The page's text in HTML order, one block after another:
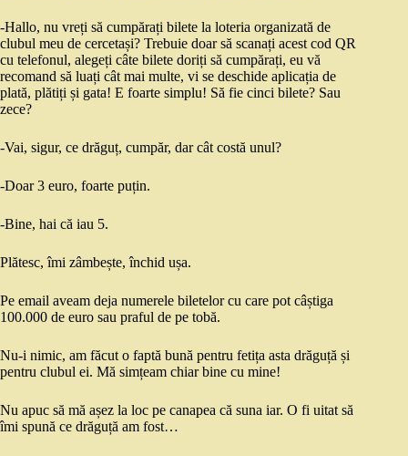
-Hallo, nu vreți să cumpărați bilete la loteria organizată de
clubul meu de cercetași? Trebuie doar să scanați acest cod QR
cu telefonul, alegeți câte bilete doriți să cumpărați, eu vă
recomand să luați cât mai multe, vi se deschide aplicația de
plată, plătiți și gata! E foarte simplu! Să fie cinci bilete? Sau
zece?
-Vai, sigur, ce drăguț, cumpăr, dar cât costă unul?
-Doar 3 euro, foarte puțin.
-Bine, hai că iau 5.
Plătesc, îmi zâmbește, închid ușa.
Pe email aveam deja numerele biletelor cu care pot câștiga
100.000 de euro sau praful de pe tobă.
Nu-i nimic, am făcut o faptă bună pentru fetița asta drăguță și
pentru clubul ei. Mă simțeam chiar bine cu mine!
Nu apuc să mă așez la loc pe canapea că suna iar. O fi uitat să
îmi spună ce drăguță am fost…